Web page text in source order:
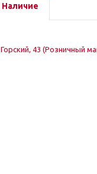
Наличие
Горский, 43 (Розничный